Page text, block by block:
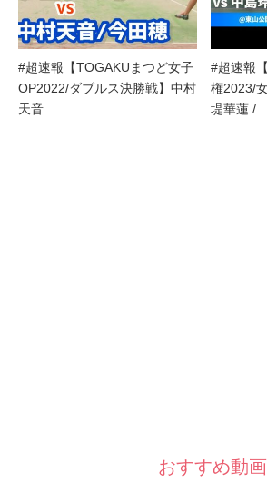
#超速報【TOGAKUまつど女子
OP2022/ダブルス決勝戦】中村
天音…
#超速報
権2023/
堤華蓮 /…
おすすめ動画